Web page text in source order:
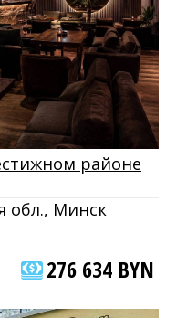
районе
обл., Минск
276 634 BYN